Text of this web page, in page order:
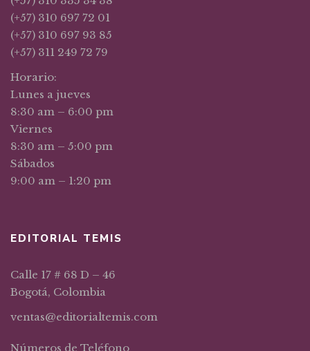
(+57) 310 697 72 01
(+57) 310 697 93 85
(+57) 311 249 72 79
Horario:
Lunes a jueves
8:30 am – 6:00 pm
Viernes
8:30 am – 5:00 pm
Sábados
9:00 am – 1:20 pm
EDITORIAL TEMIS
Calle 17 # 68 D – 46
Bogotá, Colombia
ventas@editorialtemis.com
Números de Teléfono